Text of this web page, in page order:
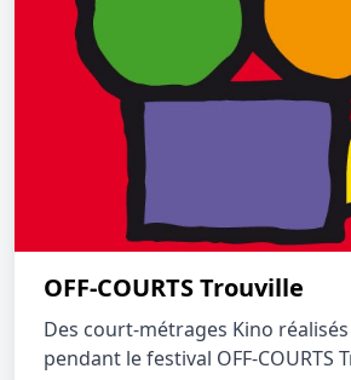
OFF-COURTS Trouville
Des court-métrages Kino
pendant le festival OFF-COURTS